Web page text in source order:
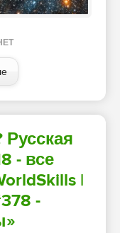
- все
|
-